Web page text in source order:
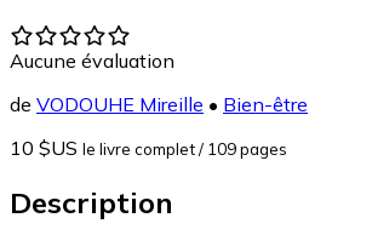
Aucune évaluation
de VODOUHE Mireille • Bien-être
10 $US le livre complet/ 109 pages
Description